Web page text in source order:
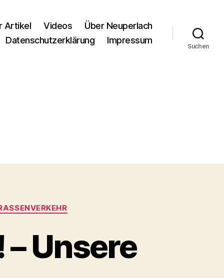
Artikel Videos
Über Neuperlach
Datenschutzerklärung
Impressum
Suchen
Unsere